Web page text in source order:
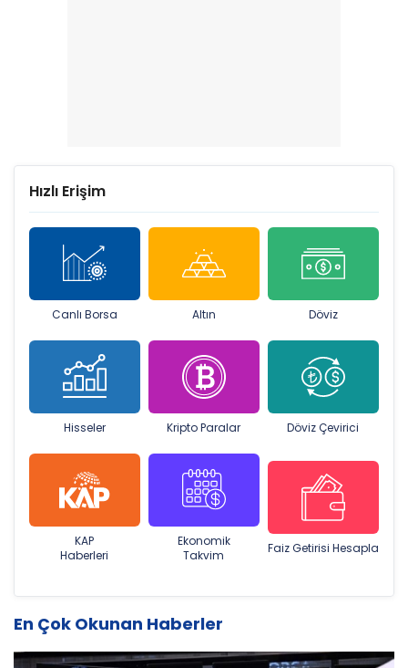
Hızlı Erişim
Canlı Borsa Altın Döviz
Hisseler Kripto Paralar Döviz Çevirici
KAP
Haberleri
Ekonomik
Takvim
Faiz Getirisi Hesapla
En Çok Okunan Haberler